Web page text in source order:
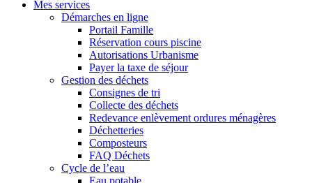
Mes services
Démarches en ligne
Portail Famille
Réservation cours piscine
Autorisations Urbanisme
Payer la taxe de séjour
Gestion des déchets
Consignes de tri
Collecte des déchets
Redevance enlèvement ordures ménagères
Déchetteries
Composteurs
FAQ Déchets
Cycle de l’eau
Eau potable